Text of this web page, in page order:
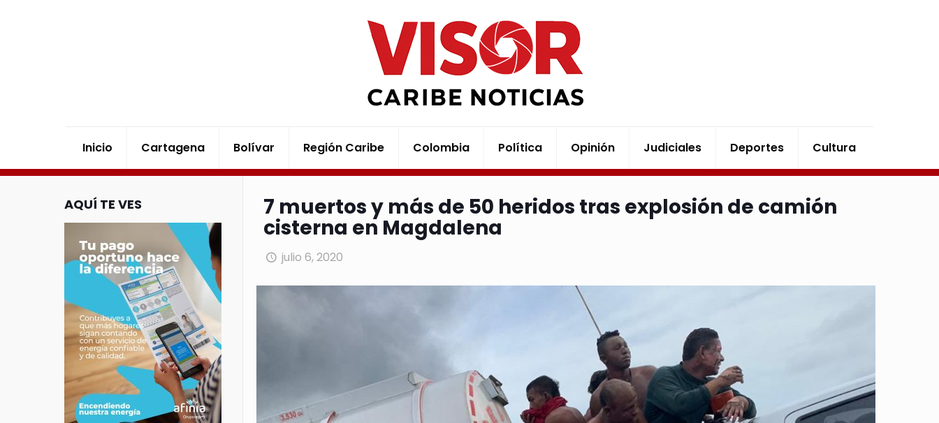
Inicio Cartagena Bolívar Región Caribe Colombia Política Opinión Judiciales Deportes Cultura
7 muertos y más de 50 heridos tras explosión de camión
cisterna en Magdalena
julio 6, 2020
AQUÍ TE VES